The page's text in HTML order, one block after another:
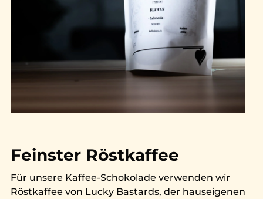
Feinster Röstkaffee
Für unsere Kaffee-Schokolade verwenden wir
Röstkaffee von Lucky Bastards, der hauseigenen